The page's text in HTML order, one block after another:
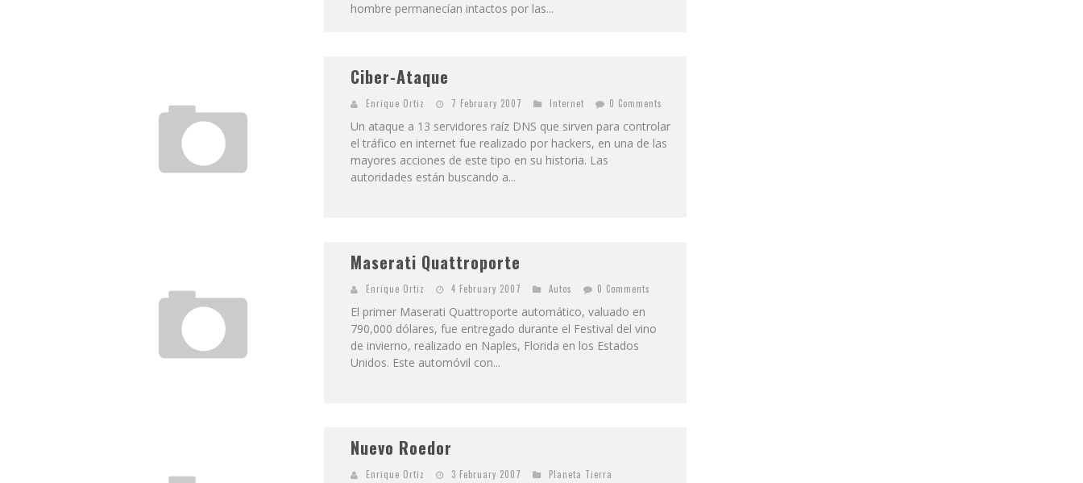
hombre permanecían intactos por las...
Ciber-Ataque
Enrique Ortiz 7 February 2007 Internet 0 Comments
Un ataque a 13 servidores raíz DNS que sirven para controlar
el tráfico en internet fue realizado por hackers, en una de las
mayores acciones de este tipo en su historia. Las
autoridades están buscando a...
Maserati Quattroporte
Enrique Ortiz 4 February 2007 Autos 0 Comments
El primer Maserati Quattroporte automático, valuado en
790,000 dólares, fue entregado durante el Festival del vino
de invierno, realizado en Naples, Florida en los Estados
Unidos. Este automóvil con...
Nuevo Roedor
Enrique Ortiz 3 February 2007
Planeta Tierra